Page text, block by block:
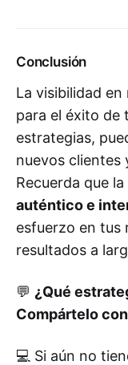
Conclusión
La visibilidad
para el éxito de
estrategias,
nuevos clientes
Recuerda que
auténtico e
esfuerzo en tus
resultados a
💬 ¿Qué
Compártelo
💻 Si aún no